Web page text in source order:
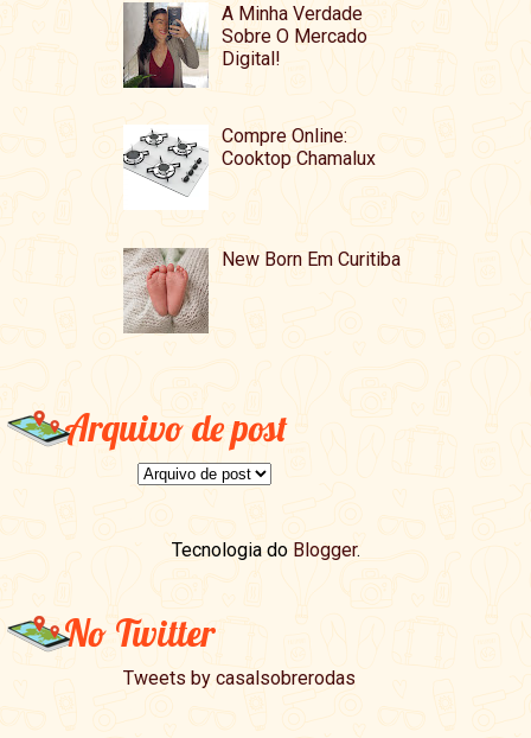
A Minha Verdade
Sobre O Mercado
Digital!
Compre Online:
Cooktop Chamalux
New Born Em Curitiba
Arquivo de post
Tecnologia do Blogger.
No Twitter
Tweets by casalsobrerodas